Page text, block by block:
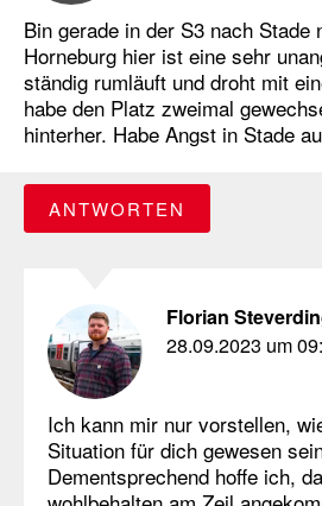
Bin gerade in der S3 nach Stade
Horneburg hier ist eine sehr
ständig rumläuft und droht mit
habe den Platz zweimal
hinterher. Habe Angst in Stade
ANTWORTEN
Florian
28.09.2023 um
Ich kann mir nur vorstellen,
Situation für dich gewesen
Dementsprechend hoffe ich,